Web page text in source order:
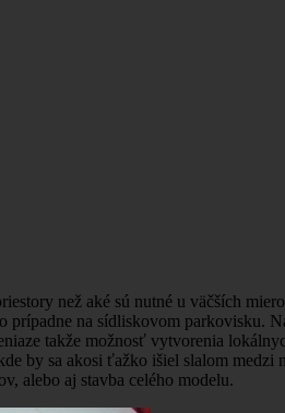
než aké sú nutné u väčších
prípadne na sídliskovom parkovisku.
takže možnosť vytvorenia
by sa akosi ťažko išiel slalom
alebo aj stavba celého modelu.